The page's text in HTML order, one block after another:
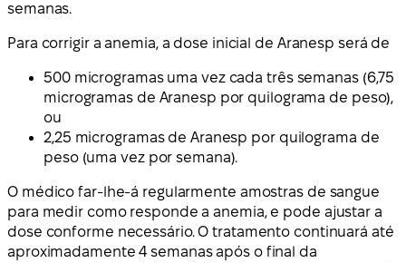
semanas.
Para corrigir a anemia, a dose inicial de Aranesp será de
500 microgramas uma vez cada três semanas (6,75
microgramas de Aranesp por quilograma de peso),
ou
2,25 microgramas de Aranesp por quilograma de
peso (uma vez por semana).
O médico far-lhe-á regularmente amostras de sangue
para medir como responde a anemia, e pode ajustar a
dose conforme necessário. O tratamento continuará até
aproximadamente 4 semanas após o final da